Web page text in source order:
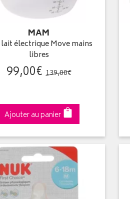
MAM
électrique Move mains
libres
99,00€ 139,00€
Ajouter au panier